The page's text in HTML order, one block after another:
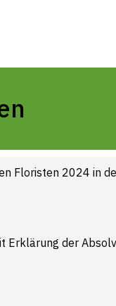
Floristen 2024 in
Erklärung der